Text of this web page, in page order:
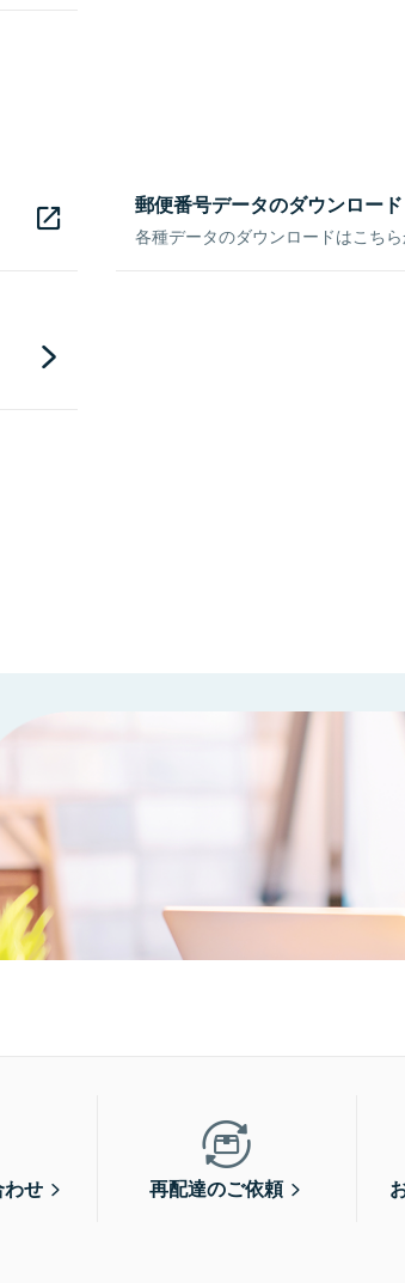
郵便番号データのダウンロード
各種データのダウンロードはこち
せ 再配達のご依頼